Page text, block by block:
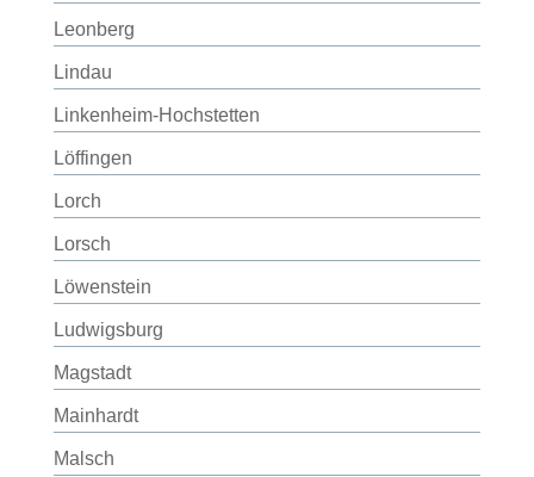
Leonberg
Lindau
Linkenheim-Hochstetten
Löffingen
Lorch
Lorsch
Löwenstein
Ludwigsburg
Magstadt
Mainhardt
Malsch